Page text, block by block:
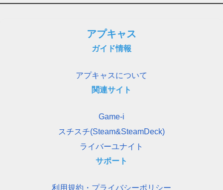
アプキャス
ガイド情報
アプキャスについて
関連サイト
Game-i
スチスチ(Steam&SteamDeck)
ライバーユナイト
サポート
利用規約・プライバシーポリシー